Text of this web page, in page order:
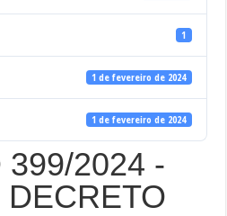
1
1 de fevereiro de 2024
1 de fevereiro de 2024
399/2024 -
DECRETO